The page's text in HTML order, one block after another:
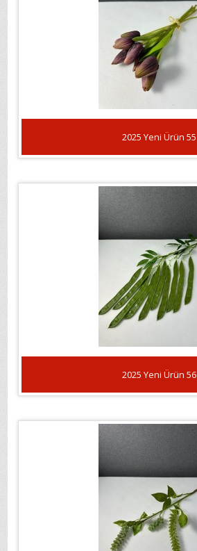
2025 Yeni Ürün 55
2025 Yeni Ürün 56